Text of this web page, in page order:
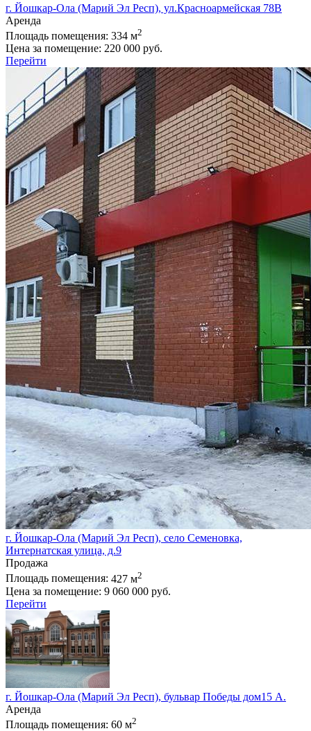
г. Йошкар-Ола (Марий Эл Респ), ул.Красноармейская 78В
Аренда
Площадь помещения: 334 м2
Цена за помещение: 220 000 руб.
Перейти
г. Йошкар-Ола (Марий Эл Респ), село Семеновка,
Интернатская улица, д.9
Продажа
Площадь помещения: 427 м2
Цена за помещение: 9 060 000 руб.
Перейти
г. Йошкар-Ола (Марий Эл Респ), бульвар Победы дом15 А.
Аренда
Площадь помещения: 60 м2